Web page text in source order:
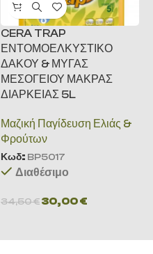
CERA TRAP
ΕΝΤΟΜΟΕΛΚΥΣΤΙΚΟ
ΔΑΚΟΥ & ΜΥΓΑΣ
ΜΕΣΟΓΕΙΟΥ ΜΑΚΡΑΣ
ΔΙΑΡΚΕΙΑΣ 5L
Μαζική Παγίδευση Ελιάς &
Φρούτων
Κωδ: BP5017
Διαθέσιμο
34,50€30,00€